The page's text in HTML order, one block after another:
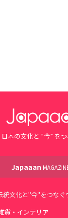
日本の文化と ”今” をつ
Japaaan
統文化と"今"をつなぐ
貨・インテリア